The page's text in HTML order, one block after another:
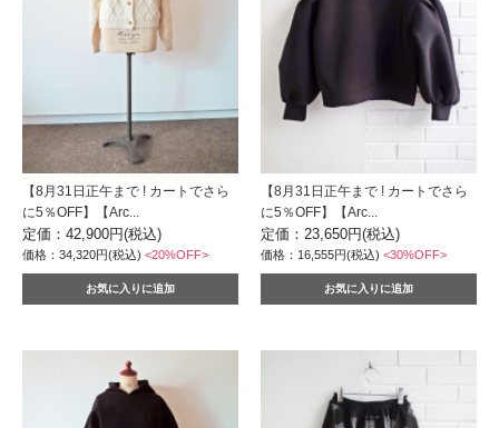
【8月31日正午まで ! カートでさら
に5％OFF】【Arc...
定価：42,900円(税込)
価格：34,320円(税込) <20%OFF>
【8月31日正午まで ! カートでさら
に5％OFF】【Arc...
定価：23,650円(税込)
価格：16,555円(税込)<30%OFF>